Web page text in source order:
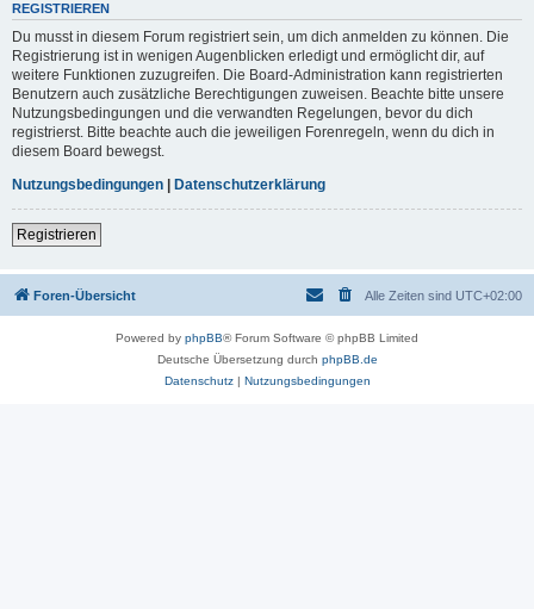
REGISTRIEREN
Du musst in diesem Forum registriert sein, um dich anmelden zu können. Die
Registrierung ist in wenigen Augenblicken erledigt und ermöglicht dir, auf
weitere Funktionen zuzugreifen. Die Board-Administration kann registrierten
Benutzern auch zusätzliche Berechtigungen zuweisen. Beachte bitte unsere
Nutzungsbedingungen und die verwandten Regelungen, bevor du dich
registrierst. Bitte beachte auch die jeweiligen Forenregeln, wenn du dich in
diesem Board bewegst.
Nutzungsbedingungen | Datenschutzerklärung
Registrieren
Foren-Übersicht Alle Zeiten sind UTC+02:00
Powered by phpBB® Forum Software © phpBB Limited
Deutsche Übersetzung durch phpBB.de
Datenschutz| Nutzungsbedingungen